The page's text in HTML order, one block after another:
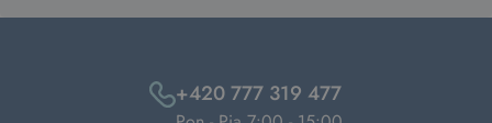
+420 777 319 477